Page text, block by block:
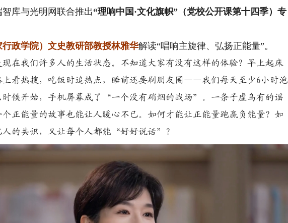
智库与光明网联合推出“理响中国·文化旗帜”（党校公开课第十四季）专
政学院）文史教研部教授林雅华解读“唱响主旋律、弘扬正能量”。
现在我们许多人的生活状态。不知道大家有没有这样的体验？早上起床
上看热搜，吃饭时追热点，睡前还要刷朋友圈——我们每天至少6小时泡
时候开始，手机屏幕成了“一个没有硝烟的战场”。一条子虚乌有的谣
正能量的故事也能让人暖心不已。如何才能让正能量跑赢负能量？如
人的共识，又让每个人都能“好好说话”？